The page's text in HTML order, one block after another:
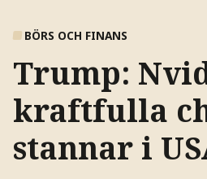
BÖRS OCH FINANS
Trump:
kraftfulla
stannar i